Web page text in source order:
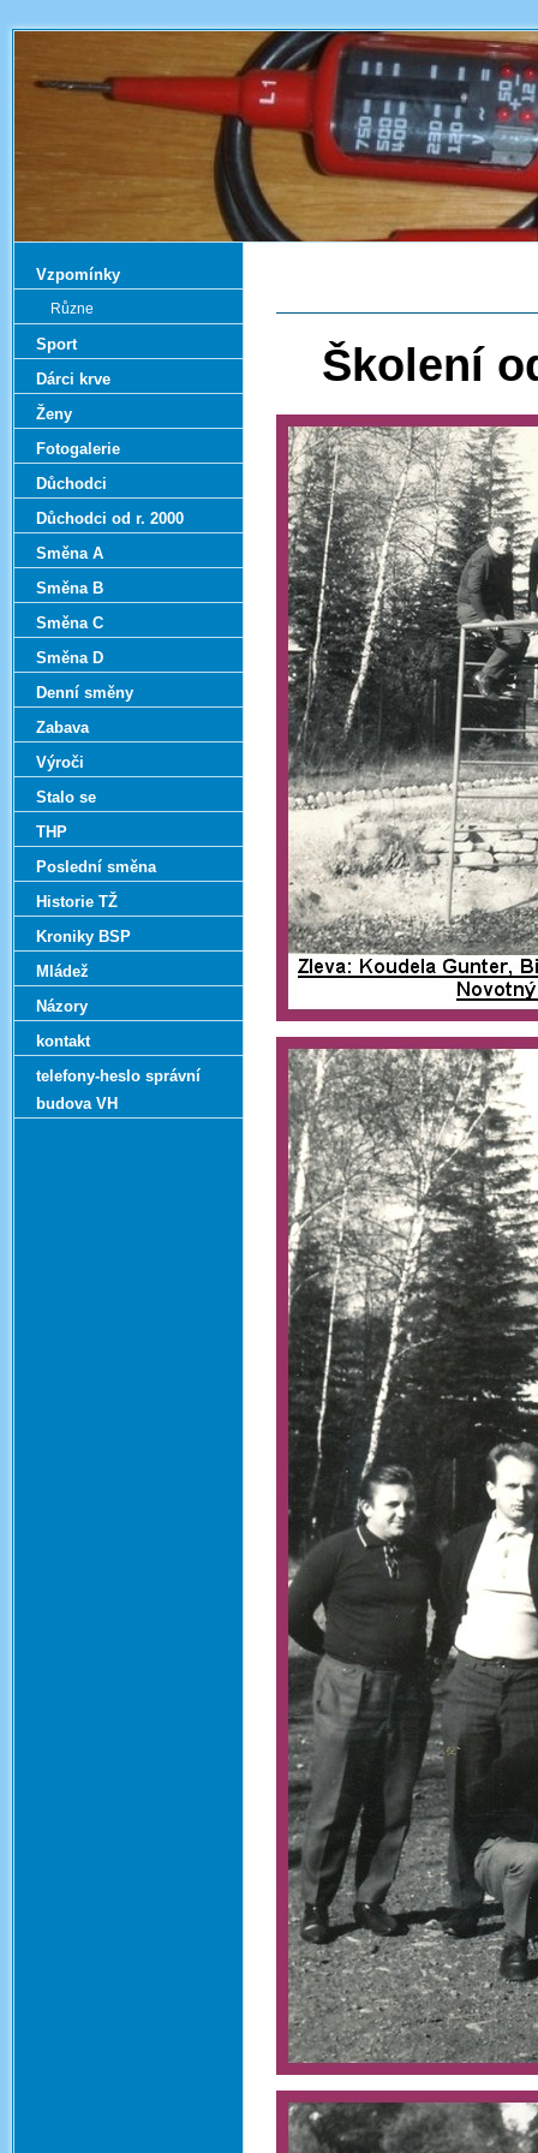
Školení
Vzpomínky
Různe
Sport
Dárci krve
Ženy
Fotogalerie
Důchodci
Důchodci od r. 2000
Směna A
Směna B
Směna C
Směna D
Denní směny
Zabava
Výroči
Stalo se
THP
Poslední směna
Historie TŽ
Kroniky BSP
Mládež
Názory
kontakt
telefony-heslo správní
budova VH